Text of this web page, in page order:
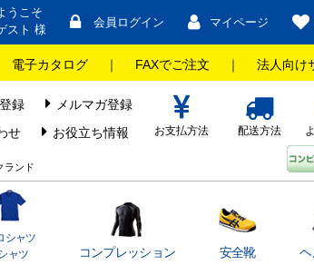
うこそ
スト 様
会員ログイン マイページ
電子カタログ ｜ FAXでご注文 ｜ 法人向け
録
メルマガ登録
せ
お役立ち情報 お支払方法 配送方法
ランド
シャツ
ャツ
コンプレッション 安全靴 ヘ